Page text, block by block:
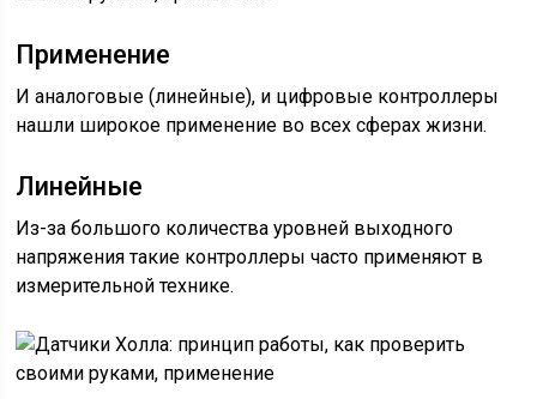
Применение
И аналоговые (линейные), и цифровые контроллеры
нашли широкое применение во всех сферах жизни.
Линейные
Из-за большого количества уровней выходного
напряжения такие контроллеры часто применяют в
измерительной технике.